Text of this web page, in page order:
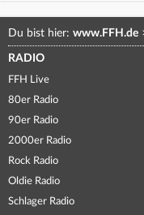
Du bist hier: www.FFH.de
RADIO
FFH Live
80er Radio
90er Radio
2000er Radio
Rock Radio
Oldie Radio
Schlager Radio